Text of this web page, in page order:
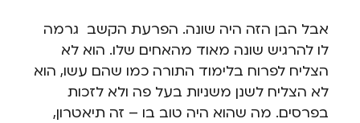
אבל הבן הזה היה שונה. הפרעת הקשב גרמה
לו להרגיש שונה מאוד מהאחים שלו. הוא לא
הצליח לפרוח בלימוד התורה כמו שהם עשו, הוא
לא הצליח לשנן משניות בעל פה ולא לזכות
בפרסים. מה שהוא היה טוב בו – זה תיאטרון,